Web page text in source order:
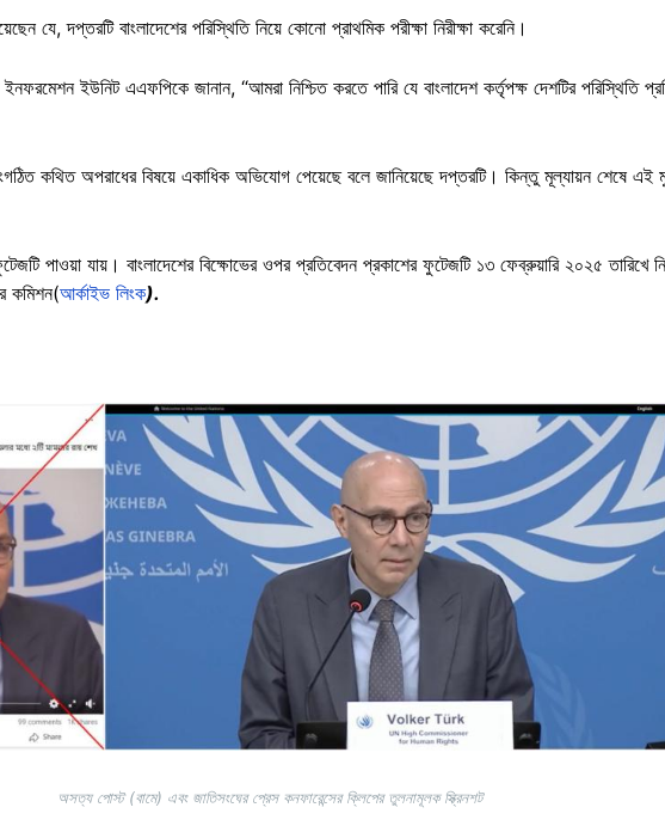
যে, দপ্তরটি বাংলাদেশের পরিস্থিতি নিয়ে কোনো প্রাথমিক পরীক্ষা নিরীক্ষা করেনি।
ইউনিট এএফপিকে জানান, “আমরা নিশ্চিত করতে পারি যে বাংলাদেশ কর্তৃপক্ষ দেশটির পরিস্থিতি
কথিত অপরাধের বিষয়ে একাধিক অভিযোগ পেয়েছে বলে জানিয়েছে দপ্তরটি। কিন্তু মূল্যায়ন শেষে এই
পাওয়া যায়। বাংলাদেশের বিক্ষোভের ওপর প্রতিবেদন প্রকাশের ফুটেজটি ১৩ ফেব্রুয়ারি ২০২৫ তারিখে
কমিশন(আর্কাইভ লিংক).
অসত্য পোস্ট (বামে) এবং জাতিসংঘের প্রেস কনফারেন্সের ক্লিপের তুলনামূলক স্ক্রিনশট